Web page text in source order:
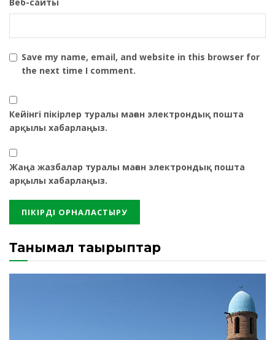
Save my name, email, and website in this browser for
the next time I comment.
Кейінгі пікірлер туралы маған электрондық пошта
арқылы хабарлаңыз.
Жаңа жазбалар туралы маған электрондық пошта
арқылы хабарлаңыз.
Танымал тақырыптар